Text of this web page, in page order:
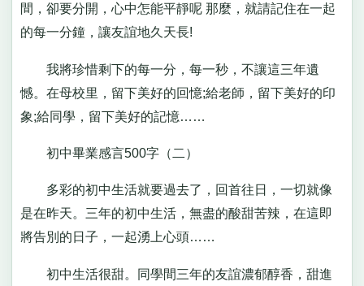
間，卻要分開，心中怎能平靜呢 那麼，就請記住在一起
的每一分鐘，讓友誼地久天長!
我將珍惜剩下的每一分，每一秒，不讓這三年遺
憾。在母校里，留下美好的回憶;給老師，留下美好的印
象;給同學，留下美好的記憶……
初中畢業感言500字（二）
多彩的初中生活就要過去了，回首往日，一切就像
是在昨天。三年的初中生活，無盡的酸甜苦辣，在這即
將告別的日子，一起湧上心頭……
初中生活很甜。同學間三年的友誼濃郁醇香，甜進